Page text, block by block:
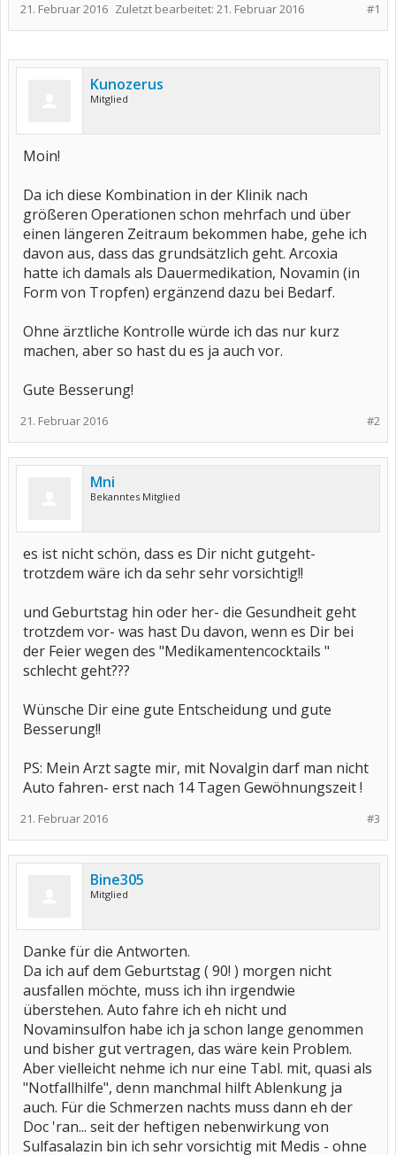
#1
21. Februar 2016 Zuletzt bearbeitet: 21. Februar 2016
Kunozerus
Mitglied
Moin!
Da ich diese Kombination in der Klinik nach
größeren Operationen schon mehrfach und über
einen längeren Zeitraum bekommen habe, gehe ich
davon aus, dass das grundsätzlich geht. Arcoxia
hatte ich damals als Dauermedikation, Novamin (in
Form von Tropfen) ergänzend dazu bei Bedarf.
Ohne ärztliche Kontrolle würde ich das nur kurz
machen, aber so hast du es ja auch vor.
Gute Besserung!
#2
21. Februar 2016
Mni
Bekanntes Mitglied
es ist nicht schön, dass es Dir nicht gutgeht-
trotzdem wäre ich da sehr sehr vorsichtig!!
und Geburtstag hin oder her- die Gesundheit geht
trotzdem vor- was hast Du davon, wenn es Dir bei
der Feier wegen des "Medikamentencocktails "
schlecht geht???
Wünsche Dir eine gute Entscheidung und gute
Besserung!!
PS: Mein Arzt sagte mir, mit Novalgin darf man nicht
Auto fahren- erst nach 14 Tagen Gewöhnungszeit !
#3
21. Februar 2016
Bine305
Mitglied
Danke für die Antworten.
Da ich auf dem Geburtstag ( 90! ) morgen nicht
ausfallen möchte, muss ich ihn irgendwie
überstehen. Auto fahre ich eh nicht und
Novaminsulfon habe ich ja schon lange genommen
und bisher gut vertragen, das wäre kein Problem.
Aber vielleicht nehme ich nur eine Tabl. mit, quasi als
"Notfallhilfe", denn manchmal hilft Ablenkung ja
auch. Für die Schmerzen nachts muss dann eh der
Doc 'ran... seit der heftigen nebenwirkung von
Sulfasalazin bin ich sehr vorsichtig mit Medis - ohne